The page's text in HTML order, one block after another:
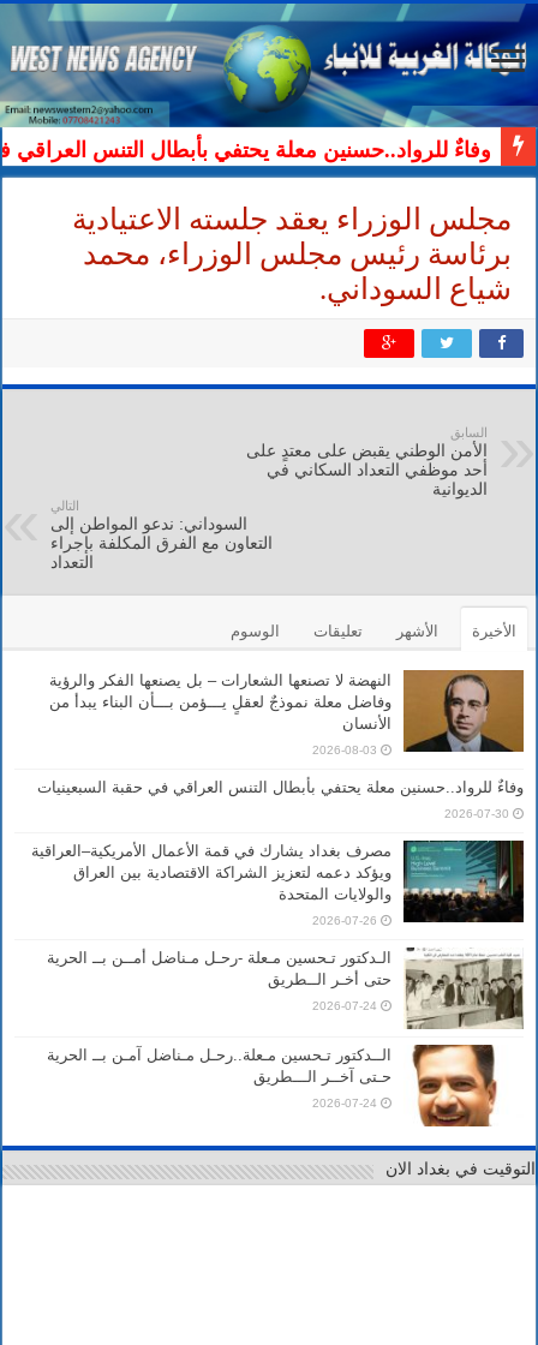
وفاءٌ للرواد..حسنين معلة يحتفي بأبطال التنس العراقي
مجلس الوزراء يعقد جلسته الاعتيادية
برئاسة رئيس مجلس الوزراء، محمد
شياع السوداني.
السابق
الأمن الوطني يقبض على معتدٍ على
أحد موظفي التعداد السكاني في
الديوانية
التالي
السوداني: ندعو المواطن إلى
التعاون مع الفرق المكلفة بإجراء
التعداد
الأخيرة الأشهر تعليقات الوسوم
النهضة لا تصنعها الشعارات – بل يصنعها الفكر والرؤية
وفاضل معلة نموذجٌ لعقلٍ يـــؤمن بـــأن البناء يبدأ من
الأنسان
2026-08-03
وفاءٌ للرواد..حسنين معلة يحتفي بأبطال التنس العراقي في حقبة السبعينيات
2026-07-30
مصرف بغداد يشارك في قمة الأعمال الأمريكية–العراقية
ويؤكد دعمه لتعزيز الشراكة الاقتصادية بين العراق
والولايات المتحدة
2026-07-26
الـدكتور تـحسين مـعلة -رحـل مـناضل أمــن بــ الحرية
حتى أخـر الــطريق
2026-07-24
الــدكتور تـحسين مـعلة..رحـل مـناضل آمـن بــ الحرية
حـتى آخــر الـــطريق
2026-07-24
التوقيت في بغداد الان